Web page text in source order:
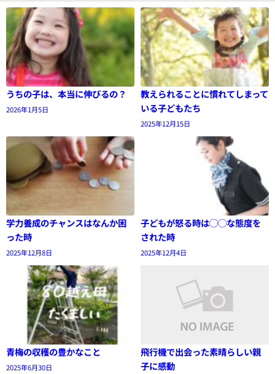
うちの子は、本当に伸びるの？
2026年1月5日
教えられることに慣れてしまって
いる子どもたち
2025年12月15日
学力養成のチャンスはなんか困
った時
2025年12月8日
子どもが怒る時は◯◯な態度を
された時
2025年12月4日
青梅の収穫の豊かなこと
2025年6月30日
飛行機で出会った素晴らしい親
子に感動